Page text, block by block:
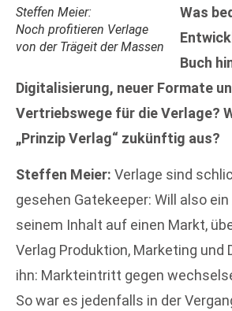
Steffen Meier:
Noch profitieren Verlage
von der Trägeit der Massen
Was
Buch
Digitalisierung, neuer Formate
Vertriebswege für die Verlage?
„Prinzip Verlag“ zukünftig aus?
Steffen Meier: Verlage sind
gesehen Gatekeeper: Will also
seinem Inhalt auf einen Markt,
Verlag Produktion, Marketing und
ihn: Markteintritt gegen
So war es jedenfalls in der